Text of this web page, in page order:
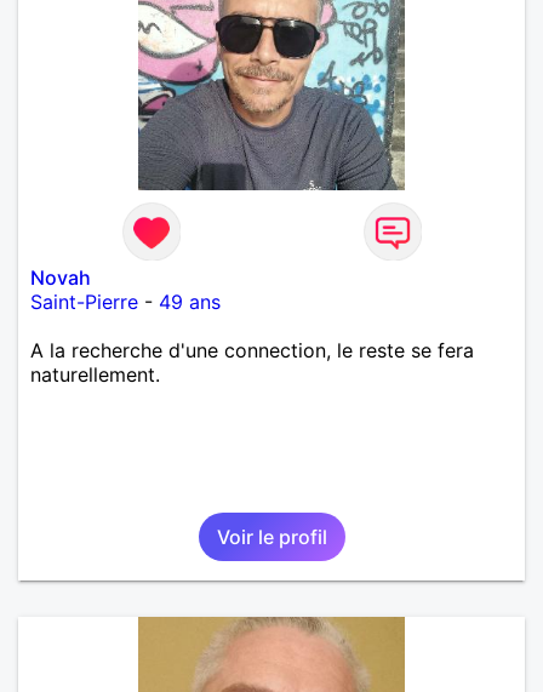
Novah
Saint-Pierre - 49 ans
A la recherche d'une connection, le reste se fera
naturellement.
Voir le profil